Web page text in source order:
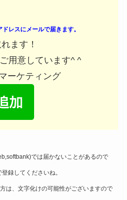
レスにメールで届きます。
ます！
用意しています^ ^
では届かないことがあるので
録してくださいね。
は、文字化けの可能性がございますので